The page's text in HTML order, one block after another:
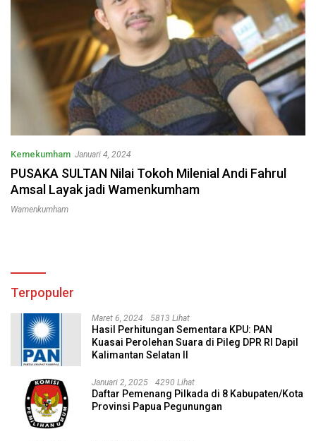
Kemekumham Januari 4, 2024
PUSAKA SULTAN Nilai Tokoh Milenial Andi Fahrul
Amsal Layak jadi Wamenkumham
Wamenkumham
Terpopuler
Maret 6, 2024 5813 Lihat
Hasil Perhitungan Sementara KPU: PAN
Kuasai Perolehan Suara di Pileg DPR RI Dapil
Kalimantan Selatan II
Januari 2, 2025 4290 Lihat
Daftar Pemenang Pilkada di 8 Kabupaten/Kota
Provinsi Papua Pegunungan